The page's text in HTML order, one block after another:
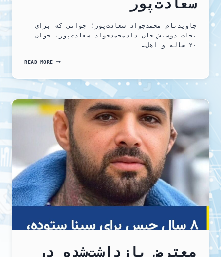
سعادت‌پور
‏جاویدنام محمدجواد سعادت‌پور؛ جوانی که برای
نجات دوستش جان داد‏محمدجواد سعادت‌پور، جوان
۲۰ ساله و اهل…
READ MOREجاویدنام
معترض بازداشت‌شده در